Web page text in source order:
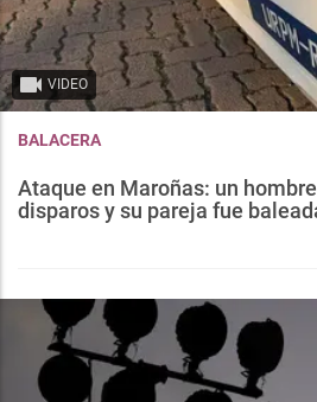
VIDEO
BALACERA
Ataque en Maroñas: un
disparos y su pareja fue